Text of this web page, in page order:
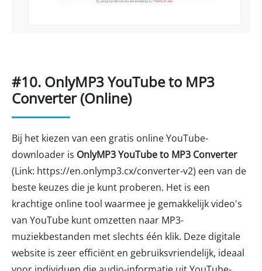
#10. OnlyMP3 YouTube to MP3
Converter (Online)
Bij het kiezen van een gratis online YouTube-
downloader is OnlyMP3 YouTube to MP3 Converter
(Link: https://en.onlymp3.cx/converter-v2) een van de
beste keuzes die je kunt proberen. Het is een
krachtige online tool waarmee je gemakkelijk video's
van YouTube kunt omzetten naar MP3-
muziekbestanden met slechts één klik. Deze digitale
website is zeer efficiënt en gebruiksvriendelijk, ideaal